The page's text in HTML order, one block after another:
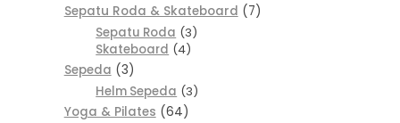
Sepatu Roda & Skateboard
7
Sepatu Roda 3
Skateboard 4
Sepeda
3
Helm Sepeda 3
Yoga & Pilates
64